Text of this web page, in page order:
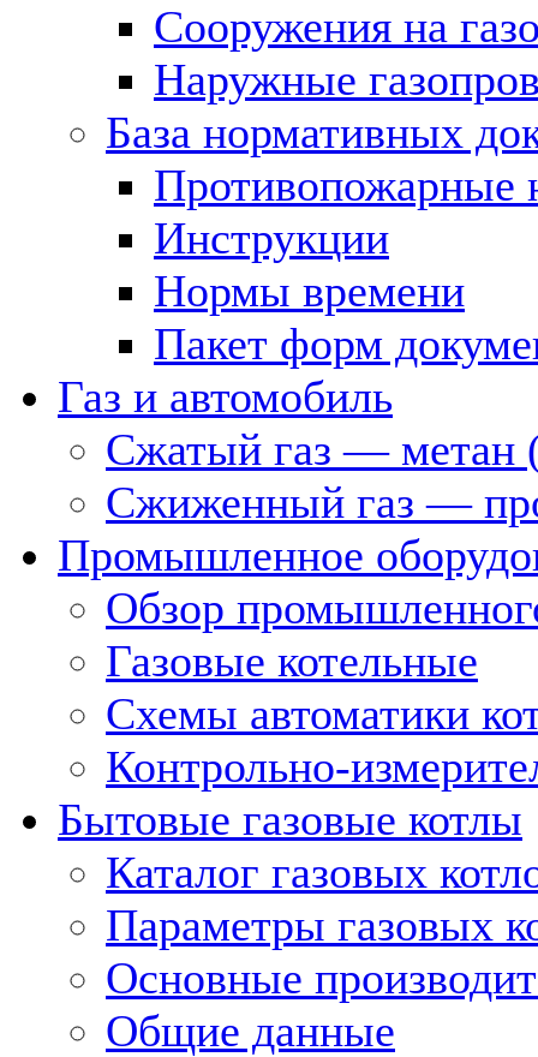
Сооружения на
Наружные
База нормативных
Противопожарные
Инструкции
Нормы времени
Пакет форм
Газ и автомобиль
Сжатый газ — метан
Сжиженный газ —
Промышленное
Обзор
Газовые котельные
Схемы автоматики
Контрольно-
Бытовые газовые котлы
Каталог газовых
Параметры газовых
Основные
Общие данные